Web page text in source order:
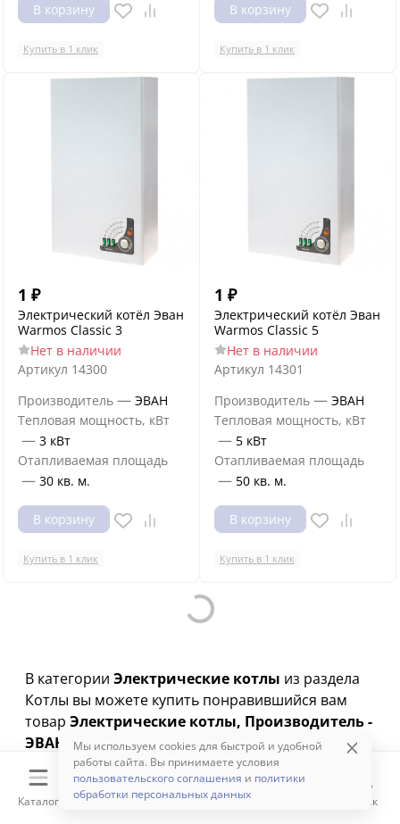
Каталог Корзина Избранное Поиск
В корзину
Купить в 1 клик
В корзину
Купить в 1 клик
1 ₽
Электрический котёл Эван
Warmos Classic 3
Нет в наличии
Артикул 14300
Производитель — ЭВАН
Тепловая мощность, кВт
— 3 кВт
Отапливаемая площадь
— 30 кв. м.
В корзину
Купить в 1 клик
1 ₽
Электрический котёл Эван
Warmos Classic 5
Нет в наличии
Артикул 14301
Производитель — ЭВАН
Тепловая мощность, кВт
— 5 кВт
Отапливаемая площадь
— 50 кв. м.
В корзину
Купить в 1 клик
Loading...
В категории Электрические котлы из раздела
Котлы вы можете купить понравившийся вам
товар Электрические котлы, Производитель -
ЭВАН , Количество контуров -
Одноконтурный, Размещение - настенный
монтажом и доставкой по всей России по низкой
цене.
Мы используем cookies для быстрой и удобной
работы сайта. Вы принимаете условия
пользовательского соглашения и политики
обработки персональных данных